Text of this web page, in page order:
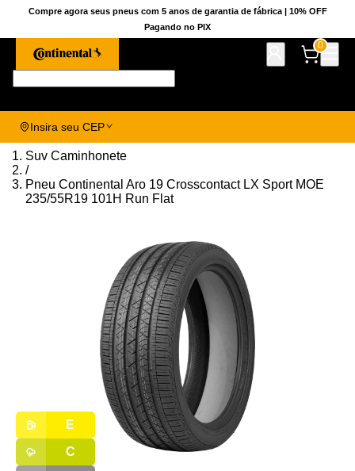
Compre agora seus pneus com 5 anos de garantia de fábrica | 10% OFF
Pagando no PIX
0
Insira seu CEP
Suv Caminhonete
/
Pneu Continental Aro 19 Crosscontact LX Sport MOE
235/55R19 101H Run Flat
E
C